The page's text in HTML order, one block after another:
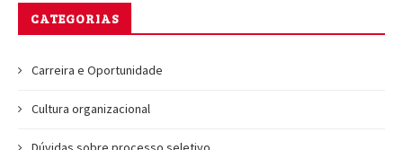
CATEGORIAS
Carreira e Oportunidade
Cultura organizacional